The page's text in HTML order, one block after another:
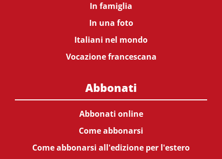
In famiglia
In una foto
Italiani nel mondo
Vocazione francescana
Abbonati
Abbonati online
Come abbonarsi
Come abbonarsi all'edizione per l'estero